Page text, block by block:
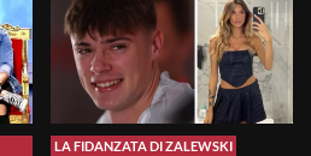
LA FIDANZATA DI ZALEWSKI